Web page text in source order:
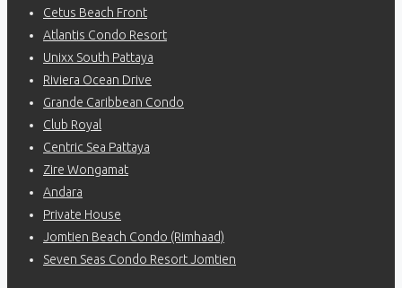
Cetus Beach Front
Atlantis Condo Resort
Unixx South Pattaya
Riviera Ocean Drive
Grande Caribbean Condo
Club Royal
Centric Sea Pattaya
Zire Wongamat
Andara
Private House
Jomtien Beach Condo (Rimhaad)
Seven Seas Condo Resort Jomtien